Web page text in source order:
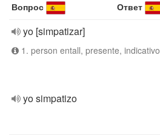
Вопрос Ответ
yo [simpatizar]
1. person entall, presente, indicativo
yo simpatizo